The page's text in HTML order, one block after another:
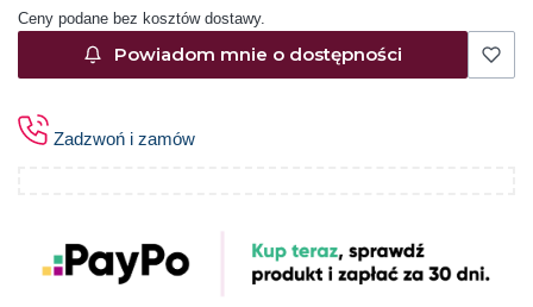
Ceny podane bez kosztów dostawy.
Powiadom mnie o dostępności
Zadzwoń i zamów